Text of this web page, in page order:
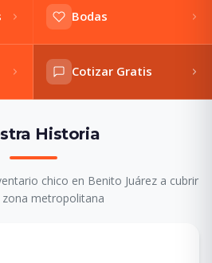
Bodas
Cotizar Gratis
Historia
chico en Benito Juárez a cubrir
metropolitana